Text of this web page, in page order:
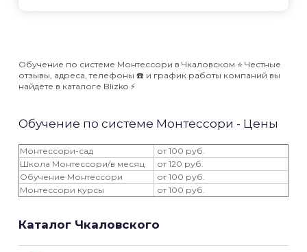
Обучение по системе Монтессори в Чкаловском ⭐️ Честные
отзывы, адреса, телефоны ☎️ и график работы компаний вы
найдёте в каталоге Blizko ⚡️
Обучение по системе Монтессори - Цены
Монтессори-сад
от 100 руб.
Школа Монтессори/в месяц
от 120 руб.
Обучение Монтессори
от 100 руб.
Монтессори курсы
от 100 руб.
Каталог Чкаловского